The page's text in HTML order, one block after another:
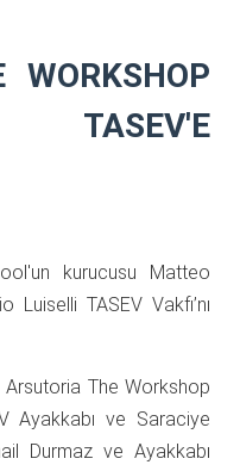
WORKSHOP
TASEV'E
kurucusu Matteo
TASEV Vakfı’nı
The Workshop
Ayakkabı ve Saraciye
Durmaz ve Ayakkabı